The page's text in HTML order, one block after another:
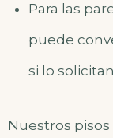
Para las
puede
si lo
Nuestros